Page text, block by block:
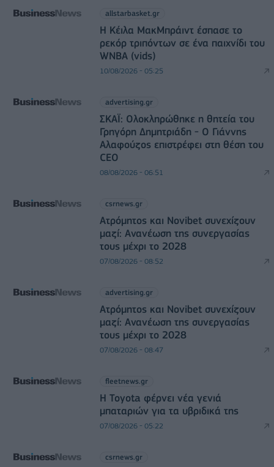
allstarbasket.gr
Η Κέιλα ΜακΜπράιντ έσπασε το
ρεκόρ τριπόντων σε ένα παιχνίδι του
WNBA (vids)
10/08/2026 - 05:25
advertising.gr
ΣΚΑΪ: Ολοκληρώθηκε η θητεία του
Γρηγόρη Δημητριάδη - Ο Γιάννης
Αλαφούζος επιστρέφει στη θέση του
CEO
08/08/2026 - 06:51
csrnews.gr
Ατρόμητος και Novibet συνεχίζουν
μαζί: Ανανέωση της συνεργασίας
τους μέχρι το 2028
07/08/2026 - 08:52
advertising.gr
Ατρόμητος και Novibet συνεχίζουν
μαζί: Ανανέωση της συνεργασίας
τους μέχρι το 2028
07/08/2026 - 08:47
fleetnews.gr
Η Toyota φέρνει νέα γενιά
μπαταριών για τα υβριδικά της
07/08/2026 - 05:22
csrnews.gr